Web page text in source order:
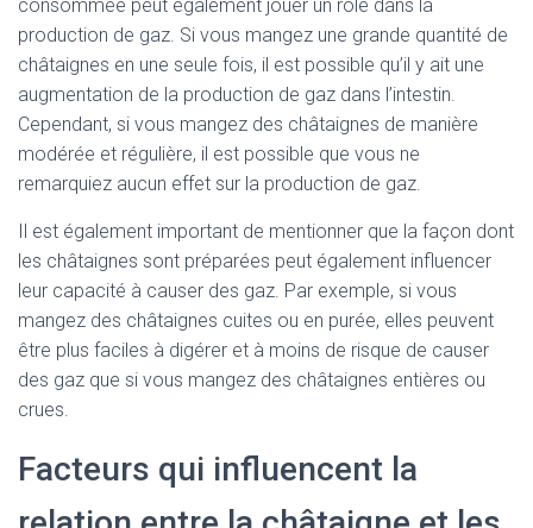
consommée peut également jouer un rôle dans la
production de gaz. Si vous mangez une grande quantité de
châtaignes en une seule fois, il est possible qu’il y ait une
augmentation de la production de gaz dans l’intestin.
Cependant, si vous mangez des châtaignes de manière
modérée et régulière, il est possible que vous ne
remarquiez aucun effet sur la production de gaz.
Il est également important de mentionner que la façon dont
les châtaignes sont préparées peut également influencer
leur capacité à causer des gaz. Par exemple, si vous
mangez des châtaignes cuites ou en purée, elles peuvent
être plus faciles à digérer et à moins de risque de causer
des gaz que si vous mangez des châtaignes entières ou
crues.
Facteurs qui influencent la